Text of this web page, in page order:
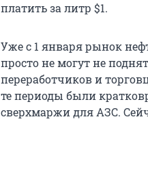
платить за литр $1.
Уже с 1 января рынок
просто не могут не
переработчиков и
те периоды были
сверхмаржи для АЗС.